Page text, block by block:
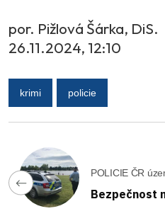
por. Pižlová Šárka, DiS.
26.11.2024, 12:10
krimi policie
POLICIE ČR
Bezpečnost